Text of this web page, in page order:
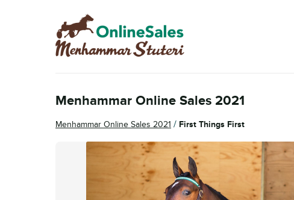
Hoppa
till
navigering
Hoppa
till
innehåll
Menhammar Online Sales 2021
Menhammar Online Sales 2021 / First Things First